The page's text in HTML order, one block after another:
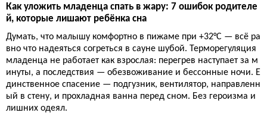
Как уложить младенца спать в жару: 7 ошибок родителе
й, которые лишают ребёнка сна
Думать, что малышу комфортно в пижаме при +32°C — всё ра
вно что надеяться согреться в сауне шубой. Терморегуляция
младенца не работает как взрослая: перегрев наступает за м
инуты, а последствия — обезвоживание и бессонные ночи. Е
динственное спасение — подгузник, вентилятор, направленн
ый в стену, и прохладная ванна перед сном. Без героизма и
лишних одеял.